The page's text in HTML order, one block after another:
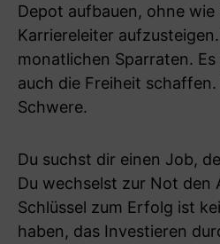
Depot aufbauen, ohne
Karriereleiter
monatlichen Sparraten.
auch die Freiheit
Schwere.
Du suchst dir einen Job,
Du wechselst zur Not den
Schlüssel zum Erfolg ist
haben, das Investieren